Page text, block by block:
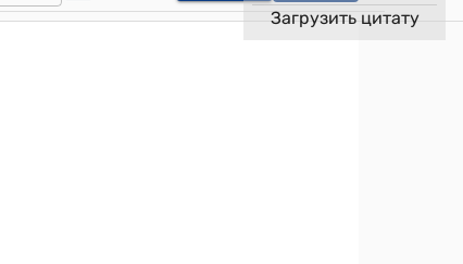
Загрузить цитату